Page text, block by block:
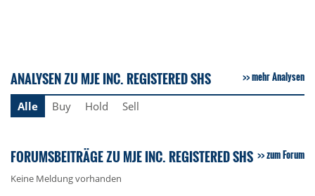
ANALYSEN ZU MJE INC. REGISTERED SHS mehr Analysen
Alle Buy Hold Sell
FORUMSBEITRÄGE ZU MJE INC. REGISTERED SHS zum Forum
Keine Meldung vorhanden